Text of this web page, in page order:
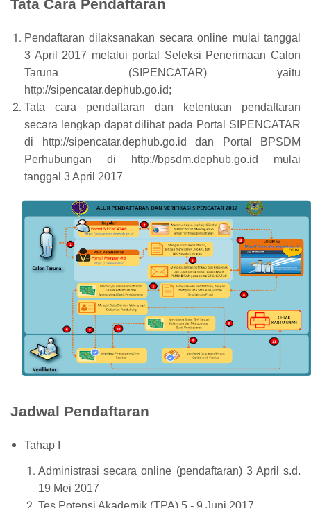
Tata Cara Pendaftaran
Pendaftaran dilaksanakan secara online mulai tanggal
3 April 2017 melalui portal Seleksi Penerimaan Calon
Taruna (SIPENCATAR) yaitu
http://sipencatar.dephub.go.id;
Tata cara pendaftaran dan ketentuan pendaftaran
secara lengkap dapat dilihat pada Portal SIPENCATAR
di http://sipencatar.dephub.go.id dan Portal BPSDM
Perhubungan di http://bpsdm.dephub.go.id mulai
tanggal 3 April 2017
Jadwal Pendaftaran
Tahap I
Administrasi secara online (pendaftaran) 3 April s.d.
19 Mei 2017
Tes Potensi Akademik (TPA) 5 - 9 Juni 2017